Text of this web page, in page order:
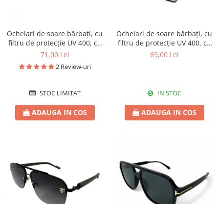
Ochelari de soare bărbați, cu
filtru de protecție UV 400, cu
toc cadou, OSB44
71,00 Lei
2 Review-uri
STOC LIMITAT
ADAUGA IN COS
Ochelari de soare bărbați, cu
filtru de protecție UV 400, cu
toc cadou, OSB18
69,00 Lei
IN STOC
ADAUGA IN COS